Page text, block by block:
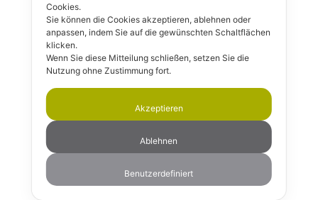
Cookies.
Sie können die Cookies akzeptieren, ablehnen oder
anpassen, indem Sie auf die gewünschten Schaltflächen
klicken.
Wenn Sie diese Mitteilung schließen, setzen Sie die
Nutzung ohne Zustimmung fort.
Akzeptieren
Ablehnen
Benutzerdefiniert